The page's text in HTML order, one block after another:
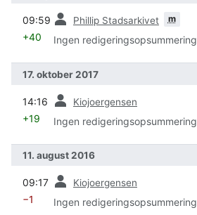
09:59 Phillip Stadsarkivet m
+40 Ingen redigeringsopsummering
17. oktober 2017
14:16 Kiojoergensen
+19 Ingen redigeringsopsummering
11. august 2016
09:17 Kiojoergensen
−1 Ingen redigeringsopsummering